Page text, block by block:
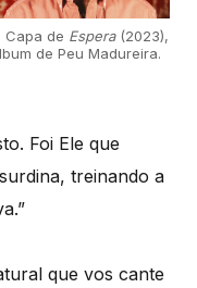
Capa de Espera (2023),
de Peu Madureira.
Foi Ele que
treinando a
que vos cante